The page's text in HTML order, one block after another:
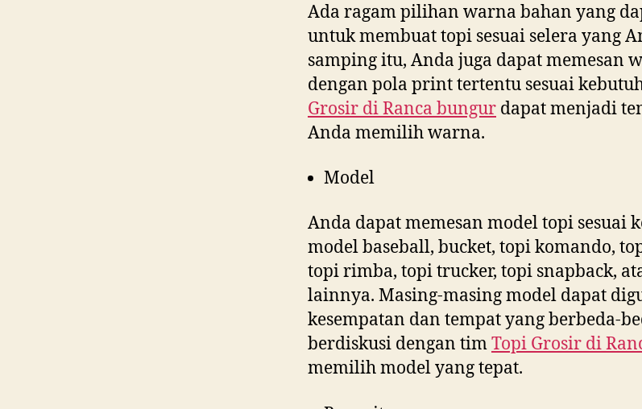
Ada ragam pilihan warna bahan yang
untuk membuat topi sesuai selera yang
samping itu, Anda juga dapat memesan
dengan pola print tertentu sesuai
Grosir diRanca bungur dapat menjadi
Anda memilih warna.
Model
Anda dapat memesan model topi sesuai
model baseball, bucket, topi komando,
topi rimba, topi trucker, topi snapback,
lainnya. Masing-masing model dapat
kesempatan dan tempat yang berbeda-
berdiskusi dengan timTopi Grosir di
memilih model yang tepat.